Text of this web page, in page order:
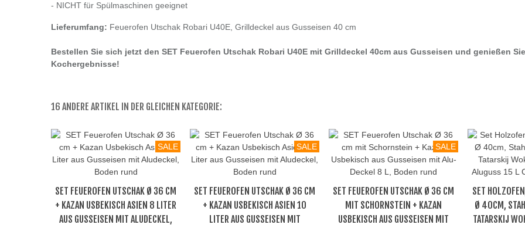
- NICHT für Spülmaschinen geeignet
Lieferumfang: Feuerofen Utschak Robari U40E, Grilldeckel aus Gusseisen 40 cm
Bestellen Sie sich jetzt den SET Feuerofen Utschak Robari U40E mit Grilldeckel 40cm aus Gusseisen und genießen
Kochergebnisse!
16 ANDERE ARTIKEL IN DER GLEICHEN KATEGORIE:
SALE
Beliebt
SET FEUEROFEN UTSCHAK Ø 36 CM
+ KAZAN USBEKISCH ASIEN 8 LITER
AUS GUSSEISEN MIT ALUDECKEL,
SALE
Beliebt
SET FEUEROFEN UTSCHAK Ø 36 CM
+ KAZAN USBEKISCH ASIEN 10
LITER AUS GUSSEISEN MIT
SALE
Beliebt
SET FEUEROFEN UTSCHAK Ø 36 CM
MIT SCHORNSTEIN + KAZAN
USBEKISCH AUS GUSSEISEN MIT
Beliebt
SET
Ø 40CM,
TATARSKIJ